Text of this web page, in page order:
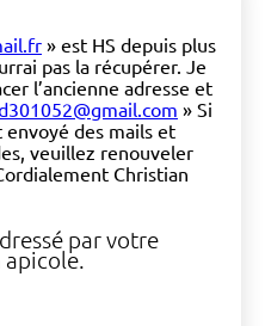
» est HS depuis plus
pas la récupérer. Je
l’ancienne adresse et
» Si
envoyé des mails et
veuillez renouveler
Christian
par votre
apicole.